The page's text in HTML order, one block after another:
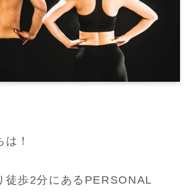
！
徒歩2分にあるPERSONAL